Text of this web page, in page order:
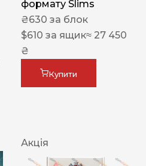
формату Slims
₴630 за блок
$610 за ящик≈ 27 450
₴
Купити
Акція